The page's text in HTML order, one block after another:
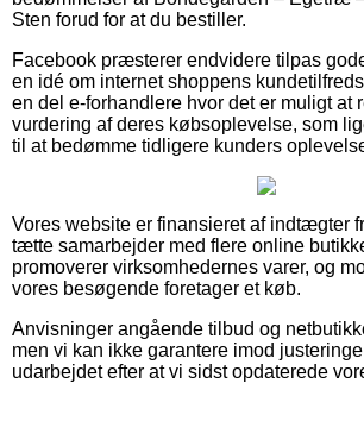
Sten forud for at du bestiller.
Facebook præsterer endvidere tilpas
en idé om internet shoppens
en del e-forhandlere hvor det er muligt at
vurdering af deres købsoplevelse, som
til at bedømme tidligere kunders
Vores website er finansieret af indtægter
tætte samarbejder med flere online
promoverer virksomhedernes varer, og
vores besøgende foretager et køb.
Anvisninger angående tilbud og
men vi kan ikke garantere imod
udarbejdet efter at vi sidst opdaterede